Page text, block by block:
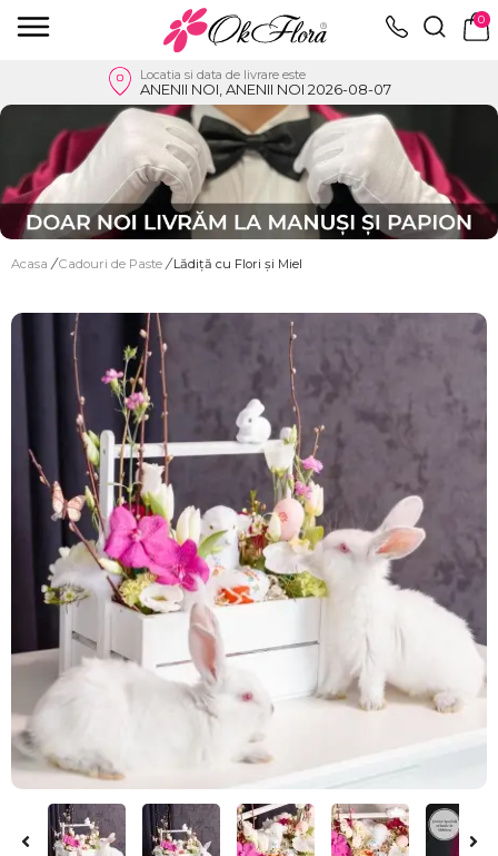
0
Locatia si data de livrare este
ANENII NOI, ANENII NOI 2026-08-07
Acasa / Cadouri de Paste / Lădiță cu Flori și Miel